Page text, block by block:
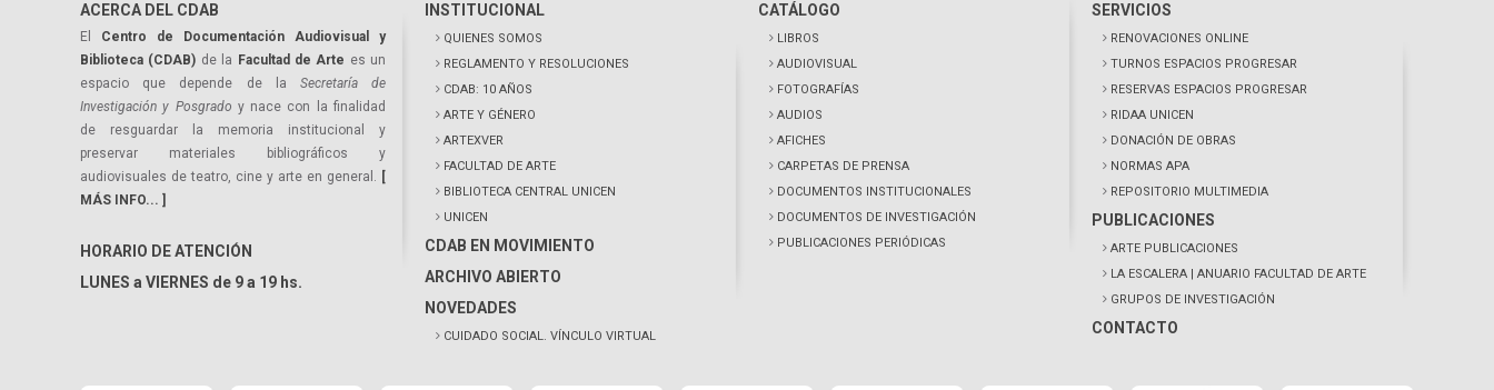
ACERCA DEL CDAB
El Centro de Documentación Audiovisual y
Biblioteca (CDAB) de la Facultad de Arte es un
espacio que depende de la Secretaría de
Investigación y Posgrado y nace con la finalidad
de resguardar la memoria institucional y
preservar materiales bibliográficos y
audiovisuales de teatro, cine y arte en general. [
MÁS INFO... ]
HORARIO DE ATENCIÓN
LUNES a VIERNES de 9 a 19 hs.
INSTITUCIONAL
QUIENES SOMOS
REGLAMENTO Y RESOLUCIONES
CDAB: 10 AÑOS
ARTE Y GÉNERO
ARTEXVER
FACULTAD DE ARTE
BIBLIOTECA CENTRAL UNICEN
UNICEN
CDAB EN MOVIMIENTO
ARCHIVO ABIERTO
NOVEDADES
CUIDADO SOCIAL. VÍNCULO VIRTUAL
CATÁLOGO
LIBROS
AUDIOVISUAL
FOTOGRAFÍAS
AUDIOS
AFICHES
CARPETAS DE PRENSA
DOCUMENTOS INSTITUCIONALES
DOCUMENTOS DE INVESTIGACIÓN
PUBLICACIONES PERIÓDICAS
SERVICIOS
RENOVACIONES ONLINE
TURNOS ESPACIOS PROGRESAR
RESERVAS ESPACIOS PROGRESAR
RIDAA UNICEN
DONACIÓN DE OBRAS
NORMAS APA
REPOSITORIO MULTIMEDIA
PUBLICACIONES
ARTE PUBLICACIONES
LA ESCALERA | ANUARIO FACULTAD DE ARTE
GRUPOS DE INVESTIGACIÓN
CONTACTO